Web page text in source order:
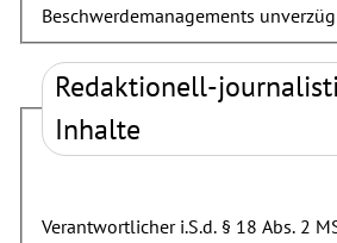
Beschwerdemanagements
Redaktionell-
Inhalte
Verantwortlicher i.S.d. § 18 Abs. 2